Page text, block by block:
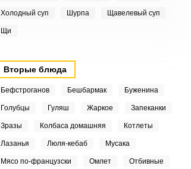
Холодный суп Шурпа Щавелевый суп
Щи
Вторые блюда
Бефстроганов Бешбармак Буженина
Голубцы Гуляш Жаркое Запеканки
Зразы Колбаса домашняя Котлеты
Лазанья Люля-кебаб Мусака
Мясо по-французски Омлет Отбивные